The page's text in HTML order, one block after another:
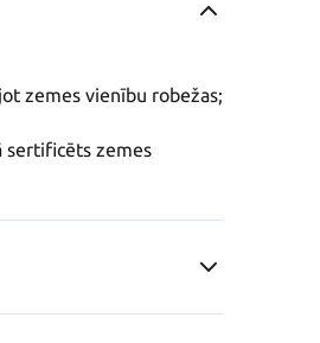
zemes vienību robežas;
sertificēts zemes